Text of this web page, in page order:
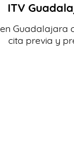
ITV
Guadalajara
cita previa y